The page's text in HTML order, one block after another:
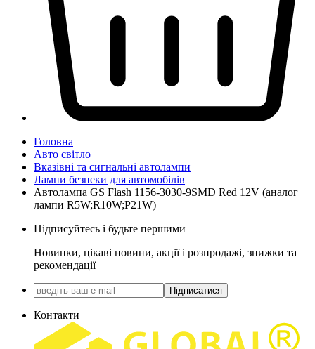
Головна
Авто світло
Вказівні та сигнальні автолампи
Лампи безпеки для автомобілів
Автолампа GS Flash 1156-3030-9SMD Red 12V (аналог
лампи R5W;R10W;P21W)
Підписуйтесь і будьте першими
Новинки, цікаві новини, акції і розпродажі, знижки та
рекомендації
Підписатися
Контакти